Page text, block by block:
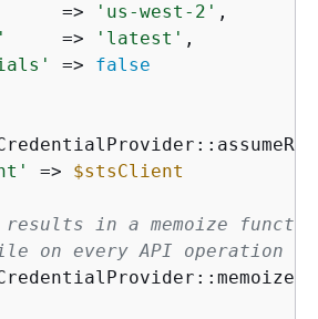
=>
'us-west-2' ,
     =>
'latest' ,
=> false
=> $stsClient
in a memoize
on every API operation